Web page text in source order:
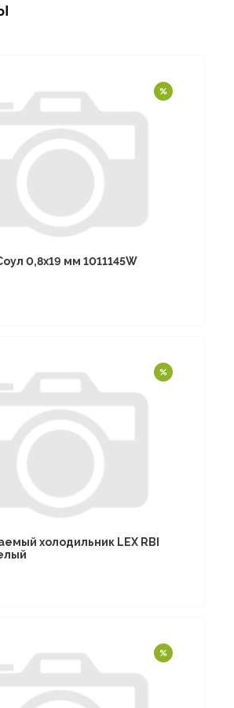
0,8х19 мм 1011145W
холодильник LEX RBI